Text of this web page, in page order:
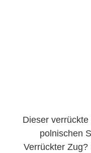
Dieser
polnischen
Verrückter